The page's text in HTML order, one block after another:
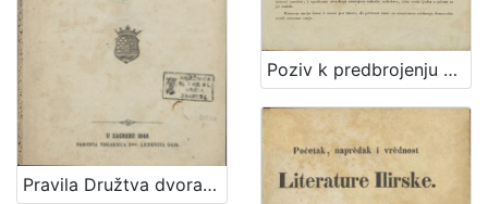
Pravila Družtva dvorane zagrebačke
Poziv k predbrojenju za drugu polovinu VI. godišta Ilirskih Narodnih Novinah i Danice ilirske / Ljudevit Gaj